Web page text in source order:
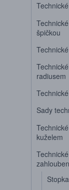
špičkou
radiusem
Sady
kuželem